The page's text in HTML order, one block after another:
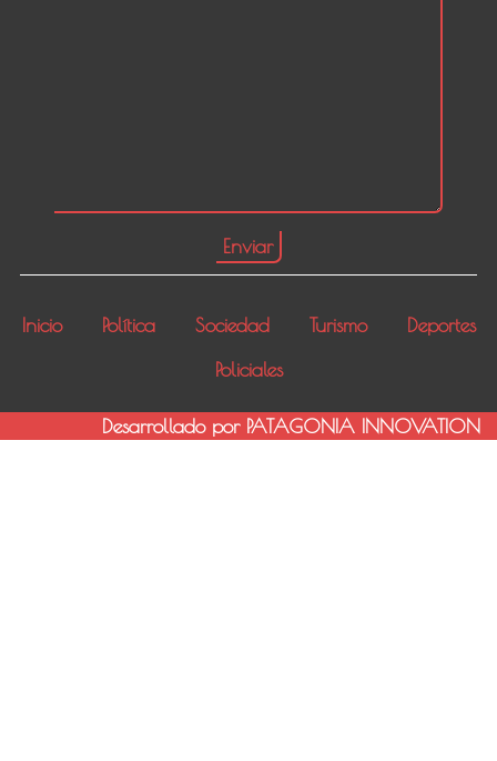
Inicio Política Sociedad Turismo
Deportes
Policiales
Desarrollado por PATAGONIA INNOVATION